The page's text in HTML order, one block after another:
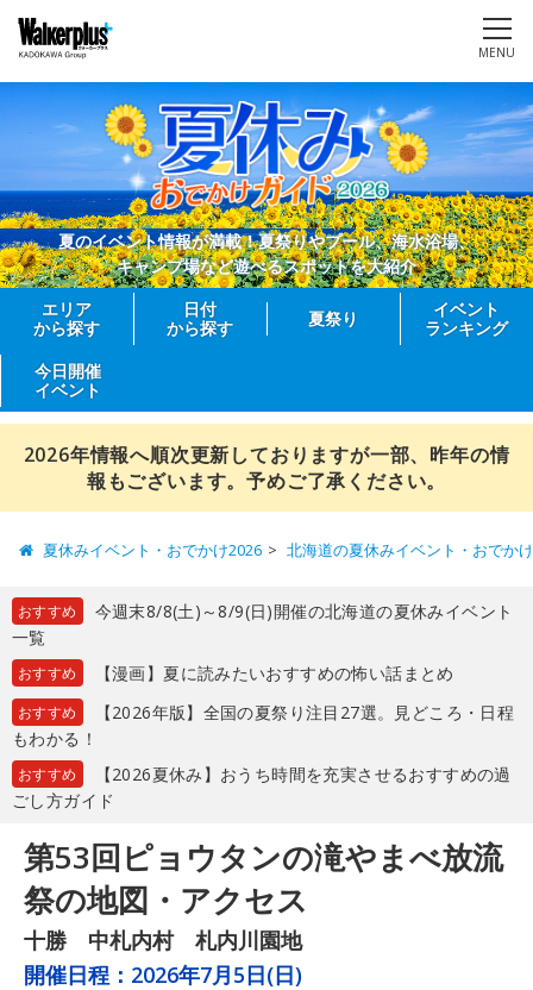
MENU
夏のイベント情報が満載！夏祭りやプール、海水浴場、
キャンプ場など遊べるスポットを大紹介
エリア
から探す
日付
から探す
夏祭り
イベント
ランキング
今日開催
イベント
2026年情報へ順次更新しておりますが一部、昨年の情
報もございます。予めご了承ください。
夏休みイベント・おでかけ2026 北海道の夏休みイベント・おでか
おすすめ
今週末8/8(土)～8/9(日)開催の北海道の夏休みイベント
一覧
おすすめ 【漫画】夏に読みたいおすすめの怖い話まとめ
おすすめ
【2026年版】全国の夏祭り注目27選。見どころ・日程
もわかる！
おすすめ
【2026夏休み】おうち時間を充実させるおすすめの過
ごし方ガイド
第53回ピョウタンの滝やまべ放流
祭の地図・アクセス
十勝 中札内村 札内川園地
開催日程： 2026年7月5日(日)